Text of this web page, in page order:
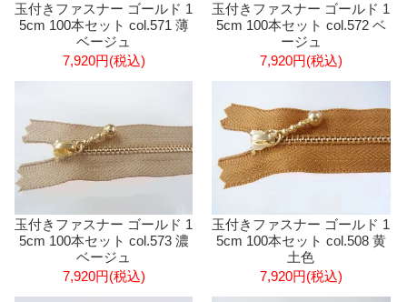
玉付きファスナー ゴールド 1
5cm 100本セット col.571 薄
ベージュ
7,920円(税込)
玉付きファスナー ゴールド 1
5cm 100本セット col.572 ベ
ージュ
7,920円(税込)
玉付きファスナー ゴールド 1
5cm 100本セット col.573 濃
ベージュ
7,920円(税込)
玉付きファスナー ゴールド 1
5cm 100本セット col.508 黄
土色
7,920円(税込)